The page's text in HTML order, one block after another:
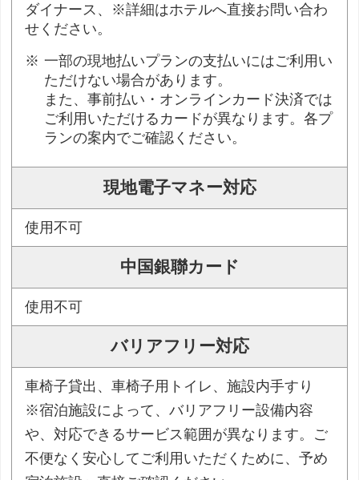
ダイナース、※詳細はホテルへ直接お問い合わ
せください。
一部の現地払いプランの支払いにはご利用い
ただけない場合があります。
また、事前払い・オンラインカード決済では
ご利用いただけるカードが異なります。各プ
ランの案内でご確認ください。
現地電子マネー対応
使用不可
中国銀聯カード
使用不可
バリアフリー対応
車椅子貸出、車椅子用トイレ、施設内手すり
※宿泊施設によって、バリアフリー設備内容
や、対応できるサービス範囲が異なります。ご
不便なく安心してご利用いただくために、予め